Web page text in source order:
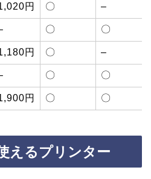
円 〇 –
〇 〇
円 〇 –
〇 〇
円 〇 〇
えるプリンター